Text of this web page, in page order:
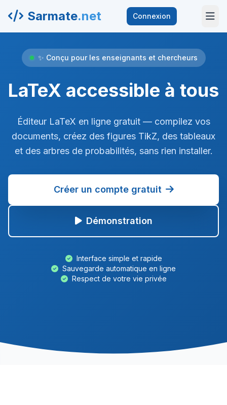
Sarmate.net Connexion
✨ Conçu pour les enseignants et chercheurs
LaTeX accessible à tous
Éditeur LaTeX en ligne gratuit — compilez vos
documents, créez des figures TikZ, des tableaux
et des arbres de probabilités, sans rien installer.
Créer un compte gratuit
Démonstration
Interface simple et rapide
Sauvegarde automatique en ligne
Respect de votre vie privée